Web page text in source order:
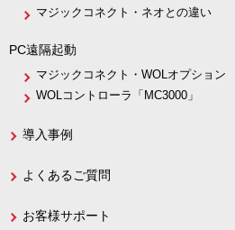
マジックコネクト・ネオとの違い
PC遠隔起動
マジックコネクト・WOLオプション
WOLコントローラ「MC3000」
導入事例
よくあるご質問
お客様サポート